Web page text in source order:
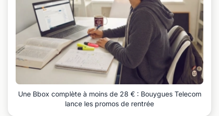
Une Bbox complète à moins de 28 € : Bouygues Telecom
lance les promos de rentrée